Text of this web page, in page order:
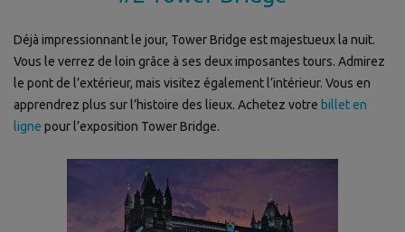
Déjà impressionnant le jour, Tower Bridge est majestueux la nuit.
Vous le verrez de loin grâce à ses deux imposantes tours. Admirez
le pont de l’extérieur, mais visitez également l’intérieur. Vous en
apprendrez plus sur l’histoire des lieux. Achetez votre billet en
ligne pour l’exposition Tower Bridge.